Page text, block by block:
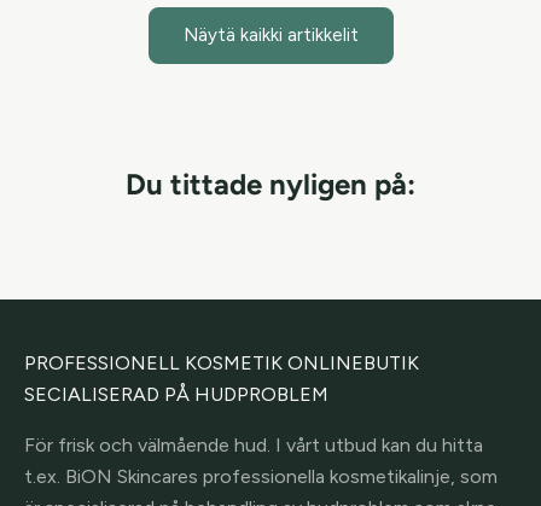
Näytä kaikki artikkelit
Du tittade nyligen på:
PROFESSIONELL KOSMETIK ONLINEBUTIK
SECIALISERAD PÅ HUDPROBLEM
För frisk och välmående hud. I vårt utbud kan du hitta
t.ex. BiON Skincares professionella kosmetikalinje, som